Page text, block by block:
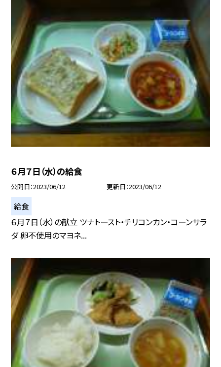
６月７日（水）の給食
公開日 2023/06/12 更新日 2023/06/12
給食
６月７日（水）の献立 ツナトースト・チリコンカン・コーンサラ
ダ 卵不使用のマヨネ...